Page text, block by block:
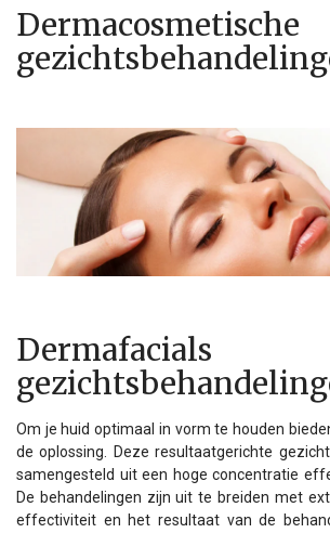
Dermacosmetische
Om je huid optimaal in vorm te houden
de oplossing. Deze resultaatgerichte
samengesteld uit een hoge concentratie
De behandelingen zijn uit te breiden met
effectiviteit en het resultaat van de